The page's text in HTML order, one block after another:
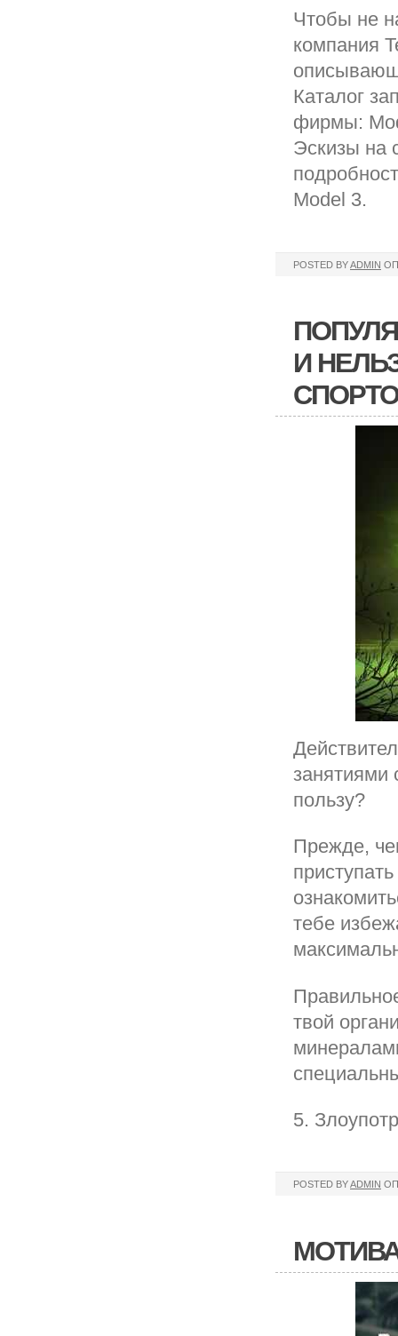
Чтобы не
компания
Каталог
фирмы:
Эскизы на
Model 3.
POSTED BYADMIN
И
занятиями
пользу?
Прежде,
тебе
твой
5.
POSTED BYADMIN